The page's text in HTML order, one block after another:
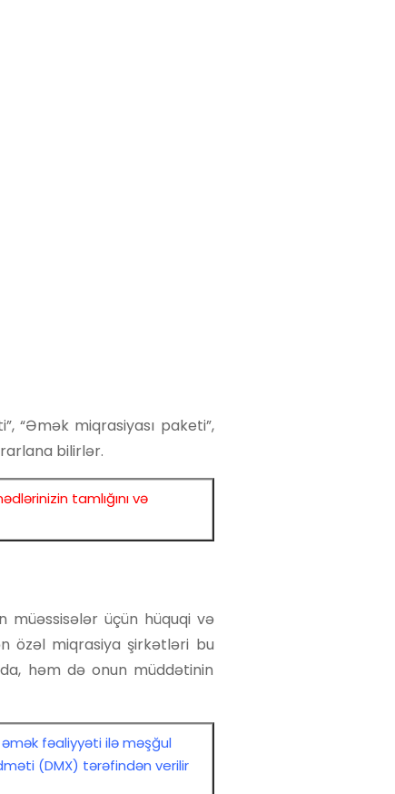
“Əmək miqrasiyası paketi”,
bilirlər.
tamlığını və
müəssisələr üçün hüquqi və
özəl miqrasiya şirkətləri bu
həm də onun müddətinin
fəaliyyəti ilə məşğul
(DMX) tərəfindən verilir